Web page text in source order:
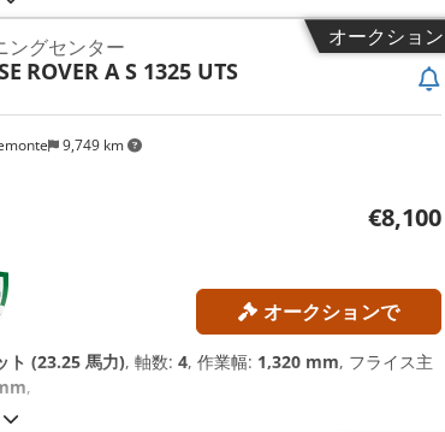
オークション
9,749 km
ングセンター
ROVER A S 1325 UTS
€8,100
オークションで
ト (23.25 馬力), 軸数: 4, 作業幅: 1,320 mm, フライス主
,